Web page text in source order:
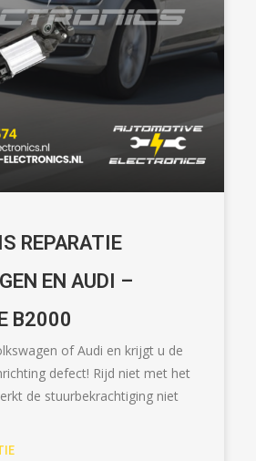
REPARATIE
EN AUDI –
B2000
of Audi en krijgt u de
defect! Rijd niet met het
de stuurbekrachtiging niet